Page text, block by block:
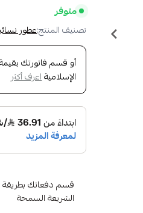
متوفر
تصنيف المنتج:عطور
أو قسم فاتورتك
الإسلاميةاعرف أكثر
الشريعة السمحة